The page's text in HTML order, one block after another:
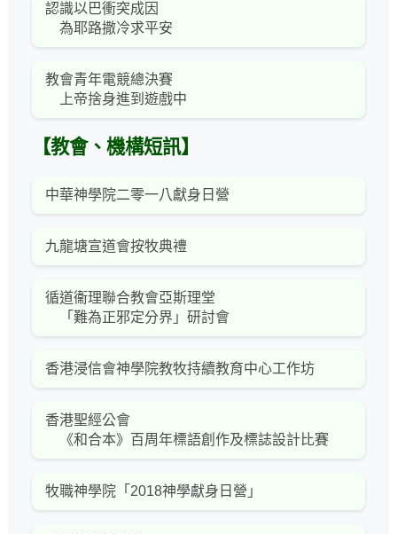
認識以巴衝突成因
為耶路撒冷求平安
教會青年電競總決賽
上帝捨身進到遊戲中
【教會、機構短訊】
中華神學院二零一八獻身日營
九龍塘宣道會按牧典禮
循道衞理聯合教會亞斯理堂
「難為正邪定分界」研討會
香港浸信會神學院教牧持續教育中心工作坊
香港聖經公會
《和合本》百周年標語創作及標誌設計比賽
牧職神學院「2018神學獻身日營」